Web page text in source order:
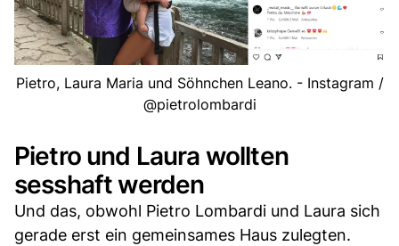
Pietro, Laura Maria und Söhnchen Leano. - Instagram /
@pietrolombardi
Pietro und Laura wollten
sesshaft werden
Und das, obwohl Pietro Lombardi und Laura sich
gerade erst ein gemeinsames Haus zulegten.